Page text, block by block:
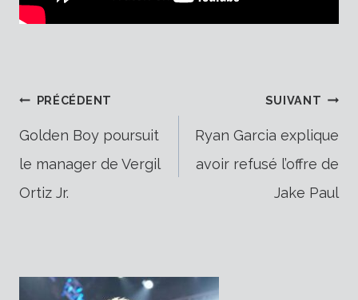
Navigation
de
l’article
PRÉCÉDENT
Golden Boy poursuit
le manager de Vergil
Ortiz Jr.
SUIVANT
Ryan Garcia explique
avoir refusé l’offre de
Jake Paul